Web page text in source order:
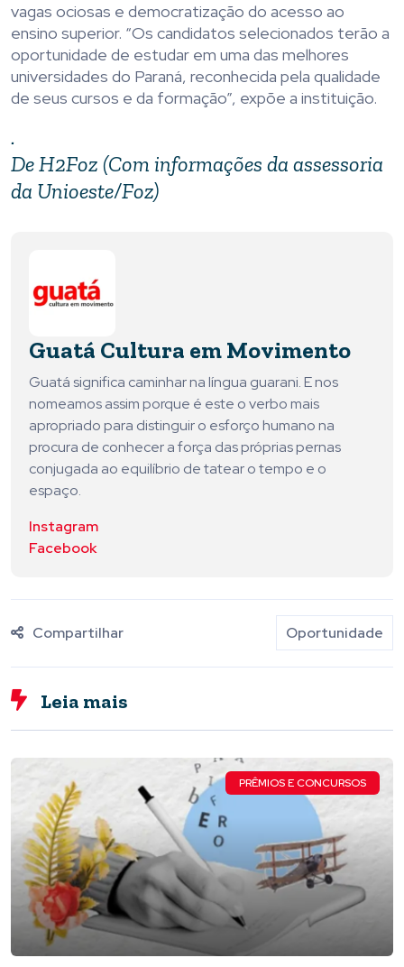
vagas ociosas e democratização do acesso ao
ensino superior. “Os candidatos selecionados terão a
oportunidade de estudar em uma das melhores
universidades do Paraná, reconhecida pela qualidade
de seus cursos e da formação”, expõe a instituição.
.
De H2Foz (Com informações da assessoria
da Unioeste/Foz)
Guatá Cultura em Movimento
Guatá significa caminhar na língua guarani. E nos
nomeamos assim porque é este o verbo mais
apropriado para distinguir o esforço humano na
procura de conhecer a força das próprias pernas
conjugada ao equilíbrio de tatear o tempo e o
espaço.
Instagram
Facebook
Compartilhar Oportunidade
Leia mais
PRÊMIOS E CONCURSOS